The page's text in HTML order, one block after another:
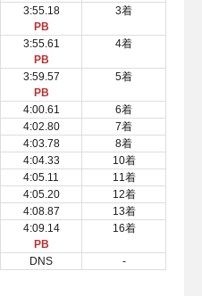
3:55.18
PB
3着
3:55.61
PB
4着
3:59.57
PB
5着
4:00.61
6着
4:02.80
7着
4:03.78
8着
4:04.33
10着
4:05.11
11着
4:05.20
12着
4:08.87
13着
4:09.14
PB
16着
DNS -